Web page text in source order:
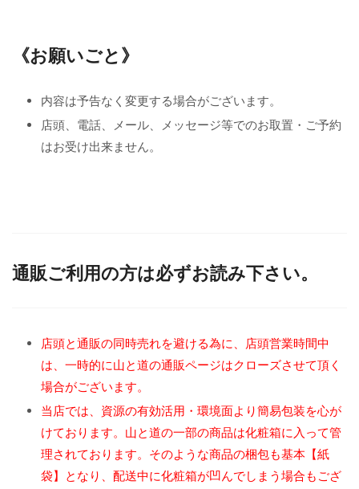
《お願いごと》
内容は予告なく変更する場合がございます。
店頭、電話、メール、メッセージ等でのお取置・ご予約
はお受け出来ません。
通販ご利用の方は必ずお読み下さい。
店頭と通販の同時売れを避ける為に、店頭営業時間中
は、一時的に山と道の通販ページはクローズさせて頂く
場合がございます。
当店では、資源の有効活用・環境面より簡易包装を心が
けております。山と道の一部の商品は化粧箱に入って管
理されております。そのような商品の梱包も基本【紙
袋】となり、配送中に化粧箱が凹んでしまう場合もござ